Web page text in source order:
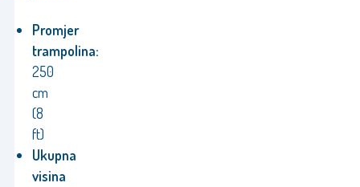
Promjer
trampolina:
250
cm
(8
ft)
Ukupna
visina